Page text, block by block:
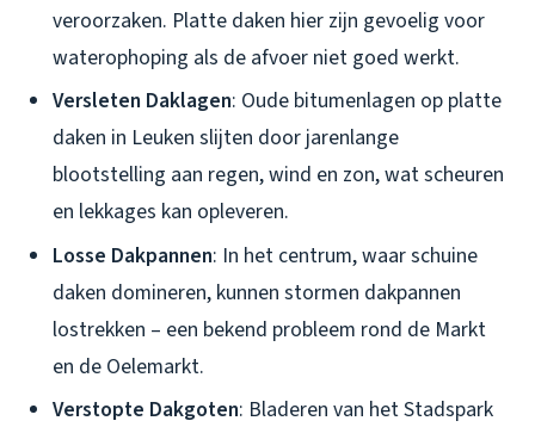
veroorzaken. Platte daken hier zijn gevoelig voor
waterophoping als de afvoer niet goed werkt.
Versleten Daklagen: Oude bitumenlagen op platte
daken in Leuken slijten door jarenlange
blootstelling aan regen, wind en zon, wat scheuren
en lekkages kan opleveren.
Losse Dakpannen: In het centrum, waar schuine
daken domineren, kunnen stormen dakpannen
lostrekken – een bekend probleem rond de Markt
en de Oelemarkt.
Verstopte Dakgoten: Bladeren van het Stadspark